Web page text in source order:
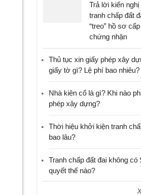
Trả lời kiến nghị
tranh chấp đất
“treo” hồ sơ
chứng nhận
Thủ tục xin giấy phép xây
giấy tờ gì? Lệ phí bao nhiêu?
Nhà kiên cố là gì? Khi nào
phép xây dựng?
Thời hiệu khởi kiện tranh
bao lâu?
Tranh chấp đất đai không có
quyết thế nào?